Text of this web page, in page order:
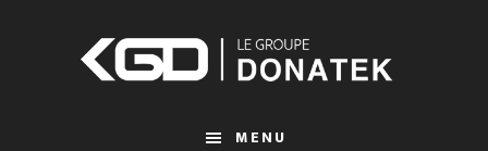
MENU